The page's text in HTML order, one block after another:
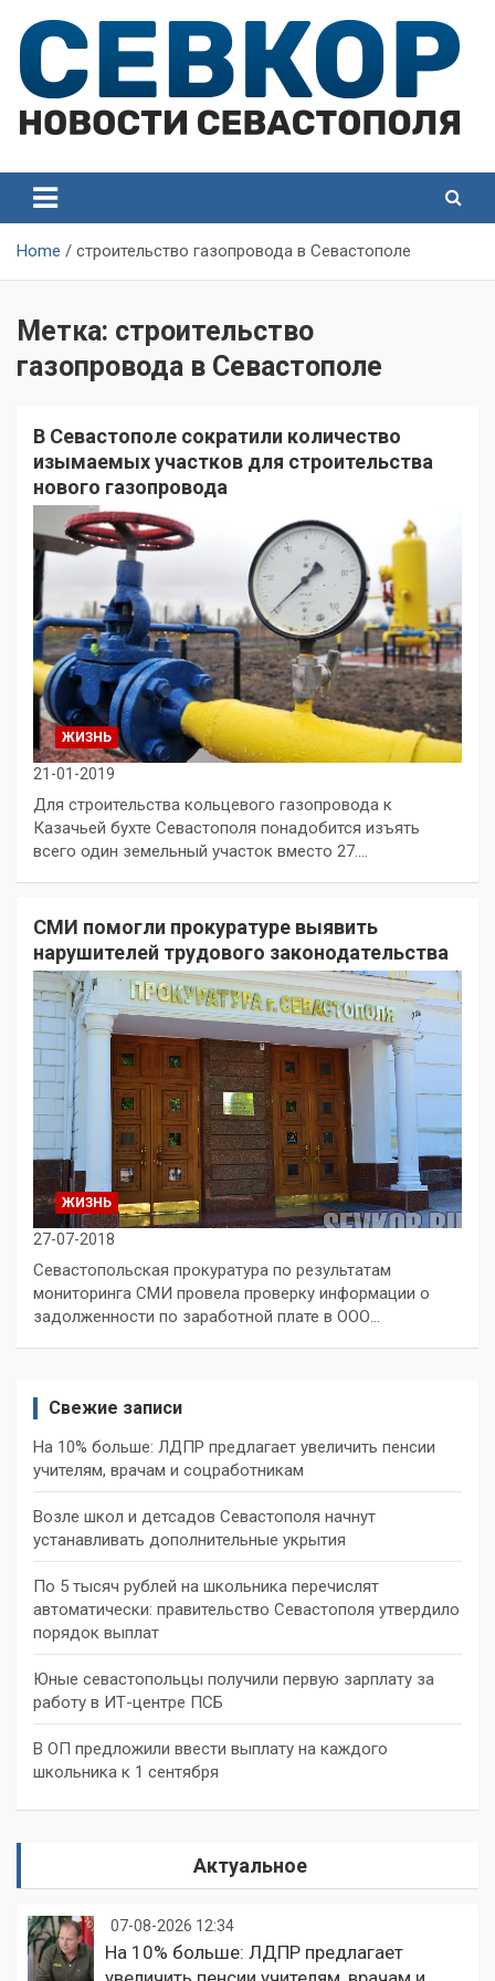
content
Севастополя
Севастополя
Home строительство газопровода в Севастополе
Метка: строительство
газопровода в Севастополе
В Севастополе сократили количество
изымаемых участков для строительства
нового газопровода
ЖИЗНЬ
21-01-2019
Для строительства кольцевого газопровода к
Казачьей бухте Севастополя понадобится изъять
всего один земельный участок вместо 27.…
СМИ помогли прокуратуре выявить
нарушителей трудового законодательства
ЖИЗНЬ
27-07-2018
Севастопольская прокуратура по результатам
мониторинга СМИ провела проверку информации о
задолженности по заработной плате в ООО…
Свежие записи
На 10% больше: ЛДПР предлагает увеличить пенсии
учителям, врачам и соцработникам
Возле школ и детсадов Севастополя начнут
устанавливать дополнительные укрытия
По 5 тысяч рублей на школьника перечислят
автоматически: правительство Севастополя утвердило
порядок выплат
Юные севастопольцы получили первую зарплату за
работу в ИТ-центре ПСБ
В ОП предложили ввести выплату на каждого
школьника к 1 сентября
Актуальное
07-08-2026 12:34
На 10% больше: ЛДПР предлагает